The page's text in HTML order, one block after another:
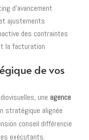
d'avancement
ajustements
des contraintes
la facturation
de vos
une agence
stratégique alignée
conseil différencie
exécutants.